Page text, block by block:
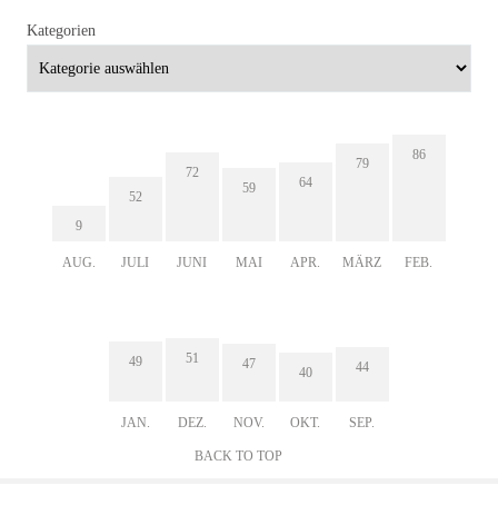
Kategorien
9
AUG.
52
JULI
72
JUNI
59
MAI
64
APR.
79
MÄRZ
86
FEB.
49
JAN.
51
DEZ.
47
NOV.
40
OKT.
44
SEP.
BACK TO TOP